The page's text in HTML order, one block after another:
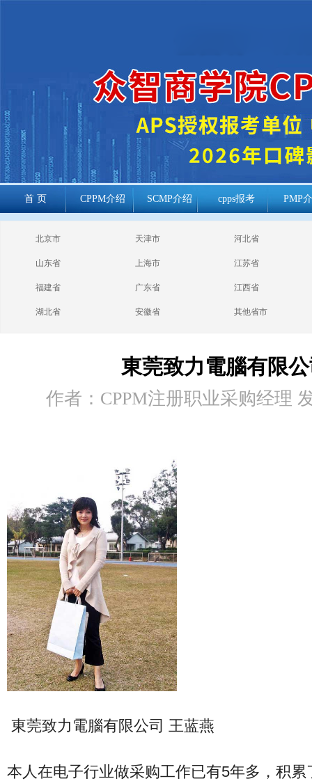
首 页 CPPM介绍 SCMP介绍 cpps报考 PMP
cppm报考常见
问题
北京市 天津市 河北省
山东省 上海市 江苏省
福建省 广东省 江西省
湖北省 安徽省 其他省市
東莞致力電腦有限
作者：CPPM注册职业采购经理
東莞致力電腦有限公司 王蓝燕
本人在电子行业做采购工作已有5年多，积